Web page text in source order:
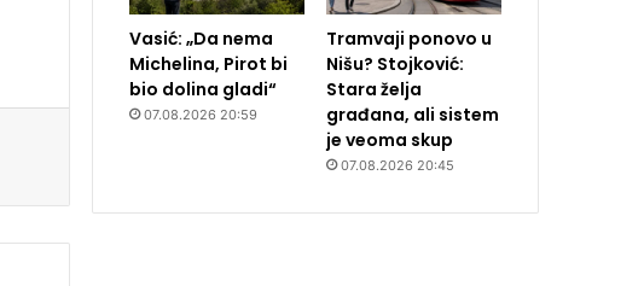
Vasić: „Da nema
Michelina, Pirot bi
bio dolina gladi“
07.08.2026 20:59
Tramvaji ponovo u
Nišu? Stojković:
Stara želja
građana, ali sistem
je veoma skup
07.08.2026 20:45